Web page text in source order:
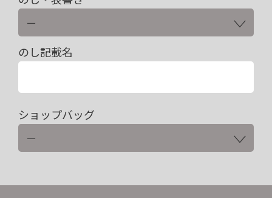
のし記載名
ショップバッグ